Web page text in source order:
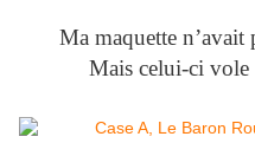
Ma maquette
Mais celui-ci